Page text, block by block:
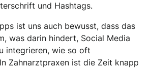
und Hashtags.
ist uns auch bewusst, dass das
was darin hindert, Social Media
integrieren, wie so oft
Zahnarztpraxen ist die Zeit knapp